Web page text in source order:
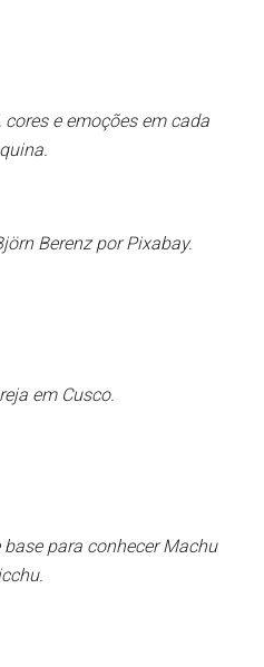
e emoções em cada
Berenz por Pixabay.
em Cusco.
para conhecer Machu